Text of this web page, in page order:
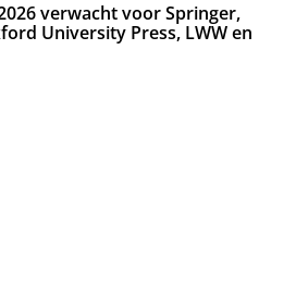
verwacht voor Springer,
University Press, LWW en